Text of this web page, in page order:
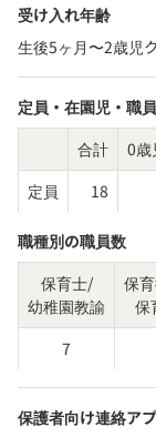
受け入れ年齢
生後5ヶ月〜2歳児
定員・在園児・職員
合計
0歳
定員
18
職種別の職員数
保育士/
幼稚園教諭
保
保
7
保護者向け連絡ア